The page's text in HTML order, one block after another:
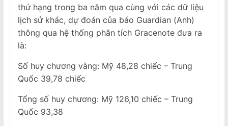
thứ hạng trong ba năm qua cùng với các dữ liệu
lịch sử khác, dự đoán của báo Guardian (Anh)
thông qua hệ thống phân tích Gracenote đưa ra
là:
Số huy chương vàng: Mỹ 48,28 chiếc – Trung
Quốc 39,78 chiếc
Tổng số huy chương: Mỹ 126,10 chiếc – Trung
Quốc 93,38